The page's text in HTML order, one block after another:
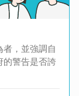
，並強調自
的警告是否誇